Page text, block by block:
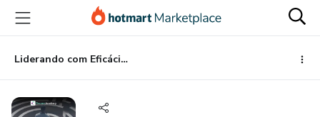
para
conteúdo
principal
para
pagamento
para
rodapé
Liderando com Eficácia na Resolução de Conflitos